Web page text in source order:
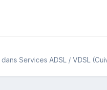
dans Services ADSL / VDSL